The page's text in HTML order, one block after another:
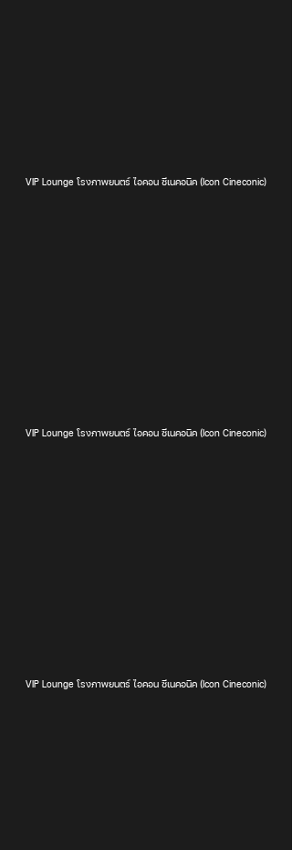
VIP Lounge โรงภาพยนตร์ ไอคอน ซีเนคอนิค (Icon Cineconic)
VIP Lounge โรงภาพยนตร์ ไอคอน ซีเนคอนิค (Icon Cineconic)
VIP Lounge โรงภาพยนตร์ ไอคอน ซีเนคอนิค (Icon Cineconic)